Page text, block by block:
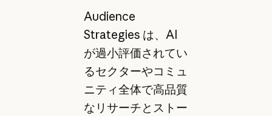
Audience
Strategies は、AI
が過小評価されてい
るセクターやコミュ
ニティ全体で高品質
なリサーチとストー